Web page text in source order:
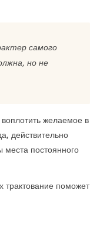
самого
но не
желаемое в
действительно
места постоянного
трактование поможет